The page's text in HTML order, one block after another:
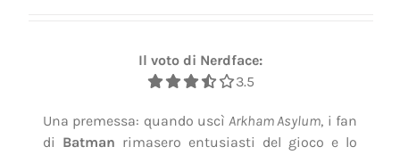
Il voto di Nerdface:
3.5
Una premessa: quando uscìArkham Asylum, i fan
di Batman rimasero entusiasti del gioco e lo